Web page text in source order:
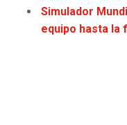
Simulador
equipo hasta la